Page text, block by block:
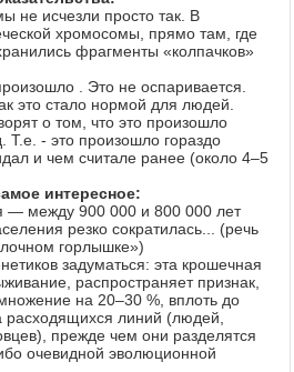
не исчезли просто так. В
хромосомы, прямо там, где
фрагменты «колпачков»
. Это не оспаривается.
это стало нормой для людей.
о том, что это произошло
Т.е. - это произошло гораздо
и чем считале ранее (около 4–5
интересное:
— между 900 000 и 800 000 лет
резко сократилась... (речь
горлышке»)
задуматься: эта крошечная
распространяет признак,
на 20–30 %, вплоть до
расходящихся линий (людей,
прежде чем они разделятся
очевидной эволюционной